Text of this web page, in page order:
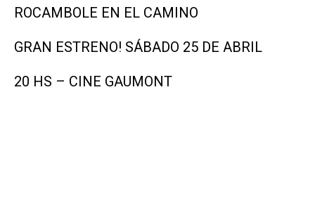
ROCAMBOLE EN EL CAMINO
GRAN ESTRENO! SÁBADO 25 DE ABRIL
20 HS – CINE GAUMONT